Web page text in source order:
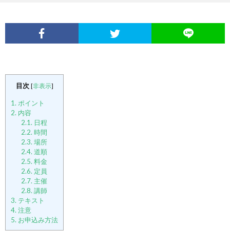
目次 [非表示]
1. ポイント
2. 内容
2.1. 日程
2.2. 時間
2.3. 場所
2.4. 道順
2.5. 料金
2.6. 定員
2.7. 主催
2.8. 講師
3. テキスト
4. 注意
5. お申込み方法